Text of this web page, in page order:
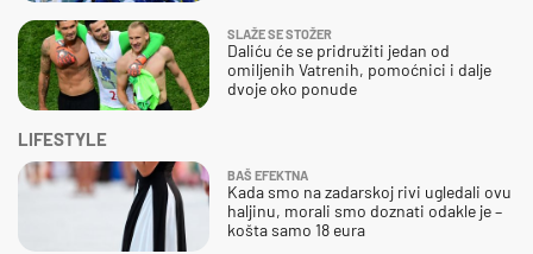
SLAŽE SE STOŽER
Daliću će se pridružiti jedan od
omiljenih Vatrenih, pomoćnici i dalje
dvoje oko ponude
LIFESTYLE
BAŠ EFEKTNA
Kada smo na zadarskoj rivi ugledali ovu
haljinu, morali smo doznati odakle je –
košta samo 18 eura